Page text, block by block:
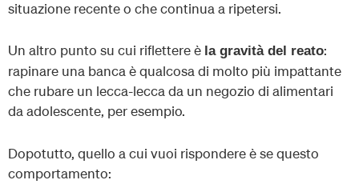
situazione recente o che continua a ripetersi.
Un altro punto su cui riflettere è la gravità del reato:
rapinare una banca è qualcosa di molto più impattante
che rubare un lecca-lecca da un negozio di alimentari
da adolescente, per esempio.
Dopotutto, quello a cui vuoi rispondere è se questo
comportamento: